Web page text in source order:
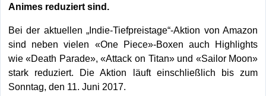
Animes reduziert sind.
Bei der aktuellen „Indie-Tiefpreistage“-Aktion von Amazon
sind neben vielen «One Piece»-Boxen auch Highlights
wie «Death Parade», «Attack on Titan» und «Sailor Moon»
stark reduziert. Die Aktion läuft einschließlich bis zum
Sonntag, den 11. Juni 2017.